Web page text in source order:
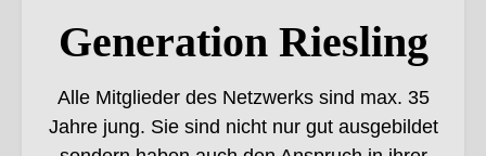
Generation Riesling
Alle Mitglieder des Netzwerks sind max. 35
Jahre jung. Sie sind nicht nur gut ausgebildet